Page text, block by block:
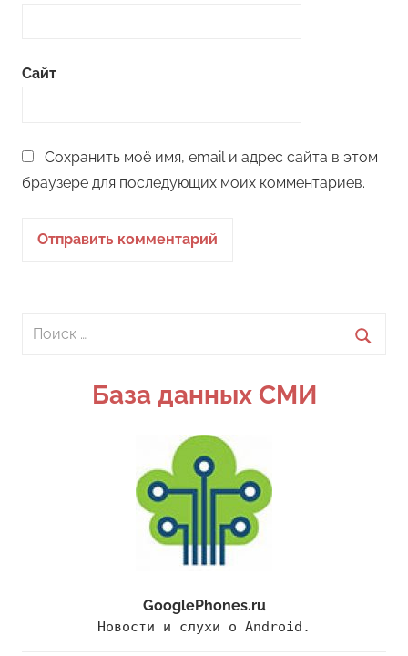
Сайт
Сохранить моё имя, email и адрес сайта в этом
браузере для последующих моих комментариев.
Поиск
База данных СМИ
GooglePhones.ru
Новости и слухи о Android.